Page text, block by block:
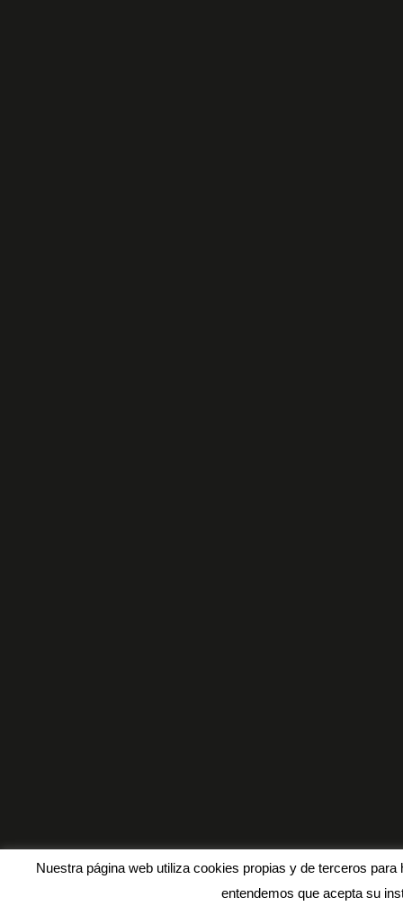
Nuestra página web utiliza cookies propias y de terceros
entendemos que acepta su